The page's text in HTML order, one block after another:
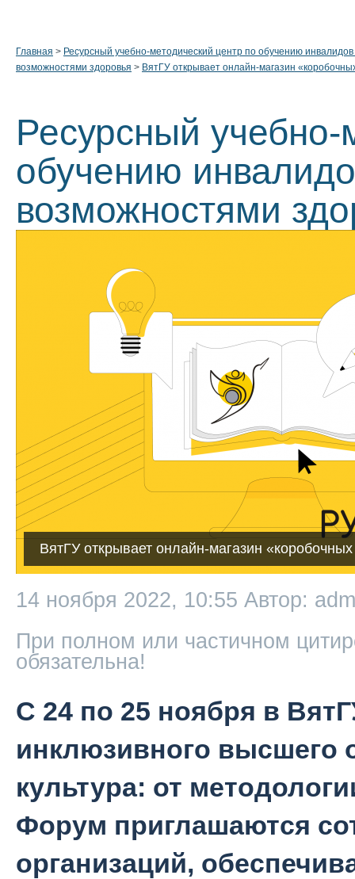
Главная > Ресурсный учебно-методический центр по обучению
возможностями здоровья > ВятГУ открывает онлайн-магазин
Ресурсный учебно-
обучению
возможностями
ВятГУ открывает онлайн-магазин
14 ноября 2022, 10:55 Автор:
При полном или частичном
обязательна!
С 24 по 25 ноября в
инклюзивного высшего
культура: от
Форум приглашаются
организаций,